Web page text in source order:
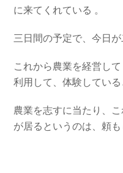
に来てくれている 。
三日間の予定で、今日が
これから農業を経営し
利用して、体験している
農業を志すに当たり、
が居るというのは、頼も